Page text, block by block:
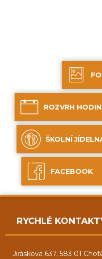
ROZVRH HODIN
ŠKOLNÍ
FACEBOOK
RYCHLÉ
Jiráskova 637, 583 01